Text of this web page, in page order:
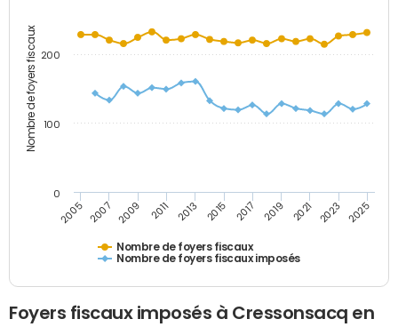
Nombre de foyers fiscaux
Nombre de foyers fiscaux
Nombre de foyers fiscaux imposés
2005 2007 2009 2011 2013 2015 2017 2019 2021 2023 2025
0
100
200
Foyers fiscaux imposés à Cressonsacq en